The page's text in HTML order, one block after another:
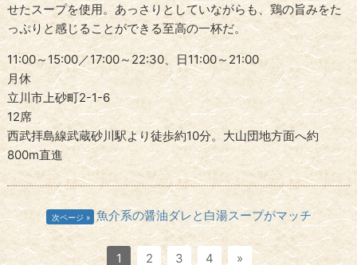
せたスープを使用。あっさりとしていながらも、鶏の旨みをた
っぷりと感じることができる至高の一杯だ。
11:00～15:00／17:00～22:30、日11:00～21:00
月休
立川市上砂町2-1-6
12席
西武拝島線武蔵砂川駅より徒歩約10分。大山団地方面へ約
800m直進
次ページ 魚介系の醤油ダレと白湯スープがマッチ
1 2 3 4 »